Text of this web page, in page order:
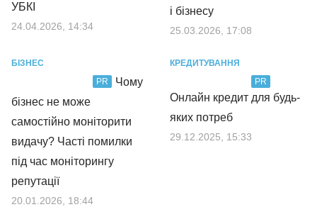
УБКІ
24.04.2026, 14:34
і бізнесу
25.03.2026, 17:08
БІЗНЕС
PR
Чому
бізнес не може
самостійно моніторити
видачу? Часті помилки
під час моніторингу
репутації
20.01.2026, 18:44
КРЕДИТУВАННЯ
PR
Онлайн кредит для будь-
яких потреб
29.12.2025, 15:33